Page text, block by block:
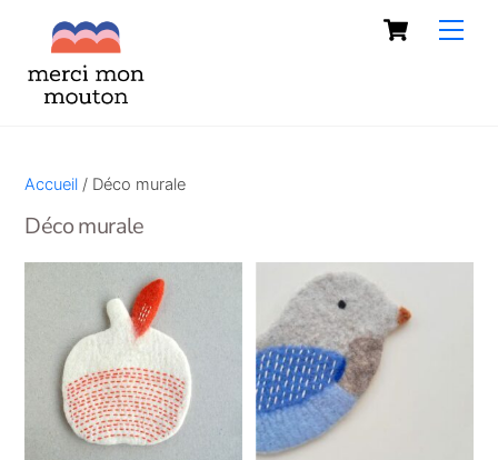
Cart
Accueil / Déco murale
Déco murale